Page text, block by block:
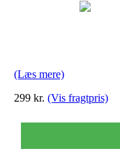
(Læs mere)
299 kr. (Vis fragtpris)